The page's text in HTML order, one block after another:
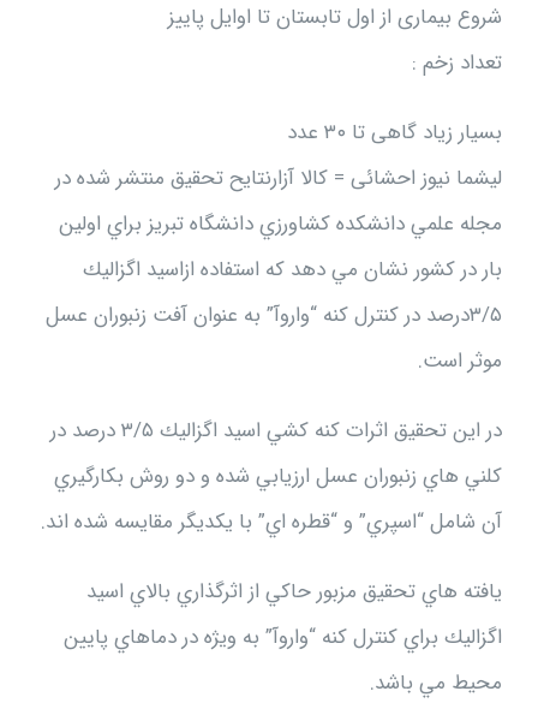
شروع بیماری از اول تابستان تا اوایل پاییز
تعداد زخم :
بسیار زیاد گاهی تا ۳۰ عدد
ليشما نیوز احشائی = کالا آزارنتايح تحقيق منتشر شده در
مجله علمي دانشكده كشاورزي دانشگاه تبريز براي اولين
بار در كشور نشان مي دهد كه استفاده ازاسيد اگزاليك
‪۳/۵‬درصد در كنترل كنه “واروآ” به عنوان آفت زنبوران عسل
موثر است.
در اين تحقيق اثرات كنه كشي اسيد اگزاليك ‪ ۳/۵‬درصد در
كلني هاي زنبوران عسل ارزيابي شده و دو روش بكارگيري
آن شامل “اسپري” و “قطره اي” با يكديگر مقايسه شده اند.
يافته هاي تحقيق مزبور حاكي از اثرگذاري بالاي اسيد
اگزاليك براي كنترل كنه “واروآ” به ويژه در دماهاي پايين
محيط مي باشد.